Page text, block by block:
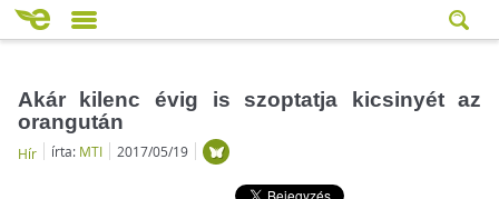
Akár kilenc évig is szoptatja kicsinyét az
orangután
Hír írta: MTI 2017/05/19